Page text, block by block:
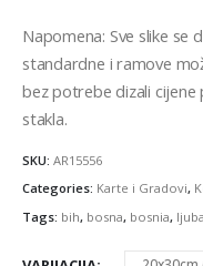
Napomena: Sve slike se
standardne i ramove
bez potrebe dizali
stakla.
SKU: AR15556
Categories: Karte i Gradovi,
Tags: bih, bosna, bosnia,